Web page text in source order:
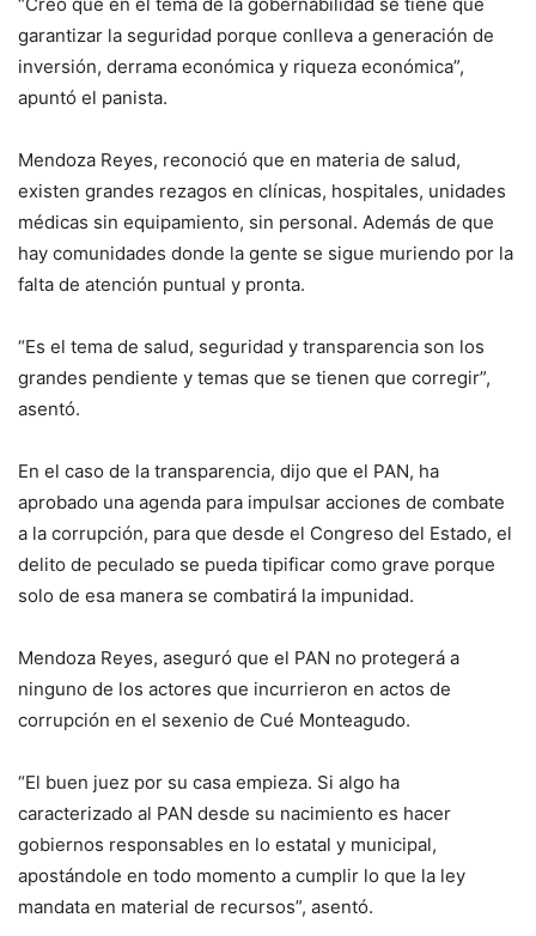
garantizar la seguridad porque conlleva a generación de
inversión, derrama económica y riqueza económica”,
apuntó el panista.
Mendoza Reyes, reconoció que en materia de salud,
existen grandes rezagos en clínicas, hospitales, unidades
médicas sin equipamiento, sin personal. Además de que
hay comunidades donde la gente se sigue muriendo por la
falta de atención puntual y pronta.
“Es el tema de salud, seguridad y transparencia son los
grandes pendiente y temas que se tienen que corregir”,
asentó.
En el caso de la transparencia, dijo que el PAN, ha
aprobado una agenda para impulsar acciones de combate
a la corrupción, para que desde el Congreso del Estado, el
delito de peculado se pueda tipificar como grave porque
solo de esa manera se combatirá la impunidad.
Mendoza Reyes, aseguró que el PAN no protegerá a
ninguno de los actores que incurrieron en actos de
corrupción en el sexenio de Cué Monteagudo.
“El buen juez por su casa empieza. Si algo ha
caracterizado al PAN desde su nacimiento es hacer
gobiernos responsables en lo estatal y municipal,
apostándole en todo momento a cumplir lo que la ley
mandata en material de recursos”, asentó.